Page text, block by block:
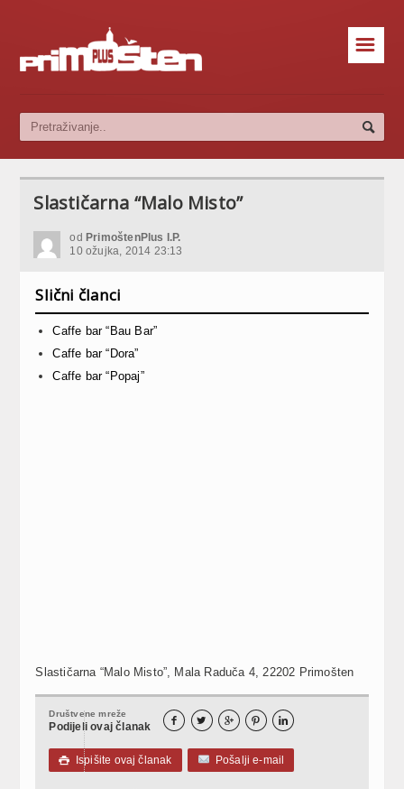
☰
Slastičarna “Malo Misto”
od PrimoštenPlus I.P.
10 ožujka, 2014 23:13
Slični članci
Caffe bar “Bau Bar”
Caffe bar “Dora”
Caffe bar “Popaj”
Slastičarna “Malo Misto”, Mala Raduča 4, 22202 Primošten
Društvene mreže
Podijeli ovaj članak     
 Ispišite ovaj članak Pošalji e-mail